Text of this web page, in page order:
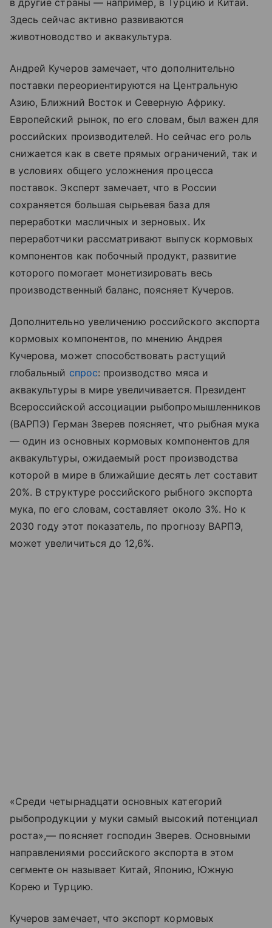
Здесь сейчас активно развиваются
животноводство и аквакультура.
Андрей Кучеров замечает, что дополнительно
поставки переориентируются на Центральную
Азию, Ближний Восток и Северную Африку.
Европейский рынок, по его словам, был важен для
российских производителей. Но сейчас его роль
снижается как в свете прямых ограничений, так и
в условиях общего усложнения процесса
поставок. Эксперт замечает, что в России
сохраняется большая сырьевая база для
переработки масличных и зерновых. Их
переработчики рассматривают выпуск кормовых
компонентов как побочный продукт, развитие
которого помогает монетизировать весь
производственный баланс, поясняет Кучеров.
Дополнительно увеличению российского экспорта
кормовых компонентов, по мнению Андрея
Кучерова, может способствовать растущий
глобальный спрос: производство мяса и
аквакультуры в мире увеличивается. Президент
Всероссийской ассоциации рыбопромышленников
(ВАРПЭ) Герман Зверев поясняет, что рыбная мука
— один из основных кормовых компонентов для
аквакультуры, ожидаемый рост производства
которой в мире в ближайшие десять лет составит
20%. В структуре российского рыбного экспорта
мука, по его словам, составляет около 3%. Но к
2030 году этот показатель, по прогнозу ВАРПЭ,
может увеличиться до 12,6%.
«Среди четырнадцати основных категорий
рыбопродукции у муки самый высокий потенциал
роста»,— поясняет господин Зверев. Основными
направлениями российского экспорта в этом
сегменте он называет Китай, Японию, Южную
Корею и Турцию.
Кучеров замечает, что экспорт кормовых